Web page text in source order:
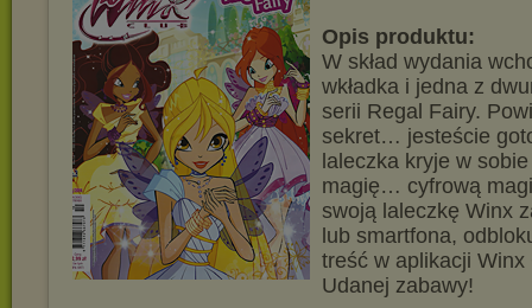
Opis produktu:
W skład wydania
wkładka i jedna z
serii Regal Fairy.
sekret… jesteście
laleczka kryje w
magię… cyfrową
swoją laleczkę Winx
lub smartfona,
treść w aplikacji
Udanej zabawy!